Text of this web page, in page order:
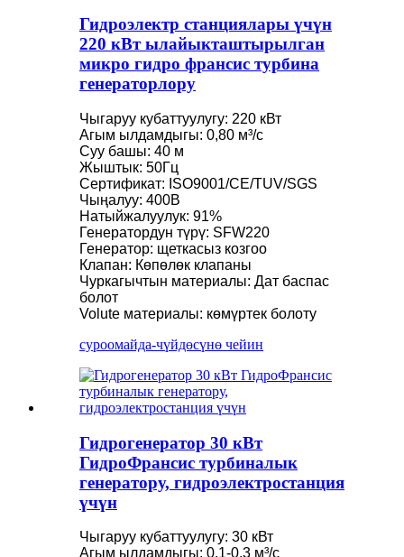
Гидроэлектр станциялары үчүн
220 кВт ылайыкташтырылган
микро гидро франсис турбина
генераторлору
Чыгаруу кубаттуулугу: 220 кВт
Агым ылдамдыгы: 0,80 м³/с
Суу башы: 40 м
Жыштык: 50Гц
Сертификат: ISO9001/CE/TUV/SGS
Чыңалуу: 400В
Натыйжалуулук: 91%
Генератордун түрү: SFW220
Генератор: щеткасыз козгоо
Клапан: Көпөлөк клапаны
Чуркагычтын материалы: Дат баспас
болот
Volute материалы: көмүртек болоту
суроомайда-чүйдөсүнө чейин
Гидрогенератор 30 кВт
ГидроФрансис турбиналык
генератору, гидроэлектростанция
үчүн
Чыгаруу кубаттуулугу: 30 кВт
Агым ылдамдыгы: 0,1-0,3 м³/с